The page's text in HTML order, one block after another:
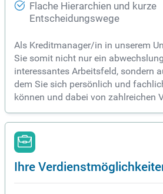
Flache Hierarchien und kurze
Entscheidungswege
Als Kreditmanager/in in unserem
Sie somit nicht nur ein
interessantes Arbeitsfeld, sondern
dem Sie sich persönlich und
können und dabei von zahlreichen
Ihre